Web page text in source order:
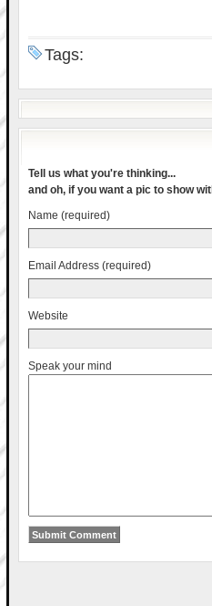
Tags:
Tell us what you're thinking...
and oh, if you want a pic to show
Name (required)
Email Address (required)
Website
Speak your mind